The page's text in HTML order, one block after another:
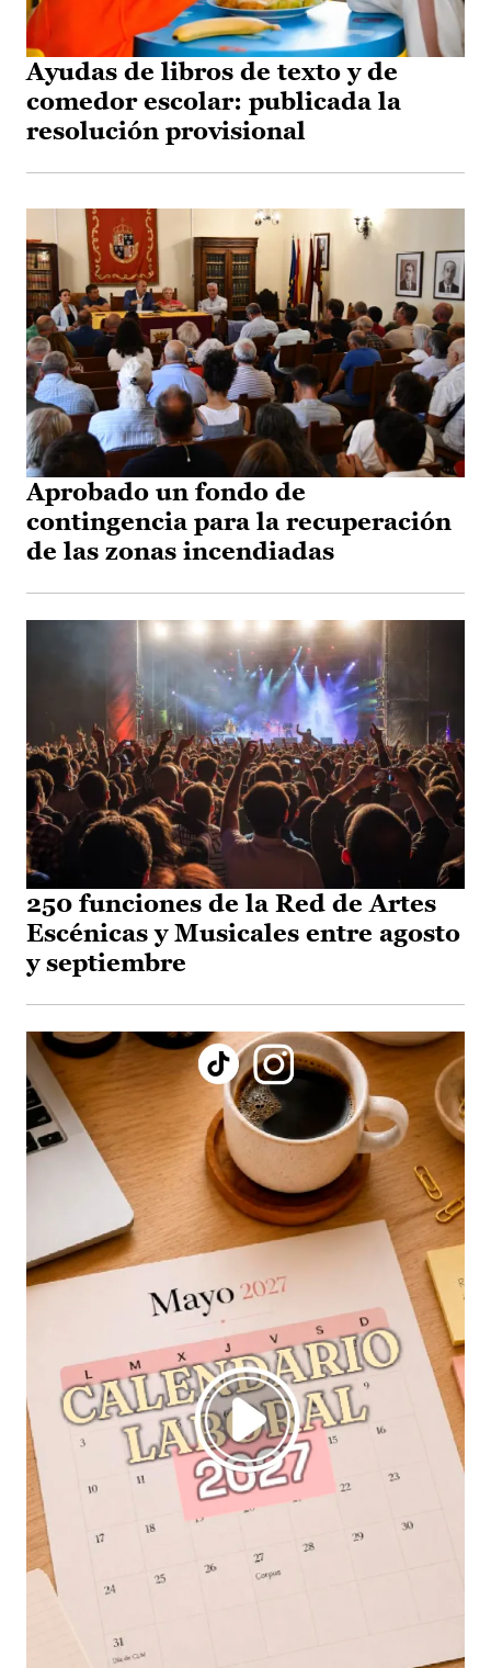
Ayudas de libros de texto y de
comedor escolar: publicada la
resolución provisional
Aprobado un fondo de
contingencia para la recuperación
de las zonas incendiadas
250 funciones de la Red de Artes
Escénicas y Musicales entre agosto
y septiembre